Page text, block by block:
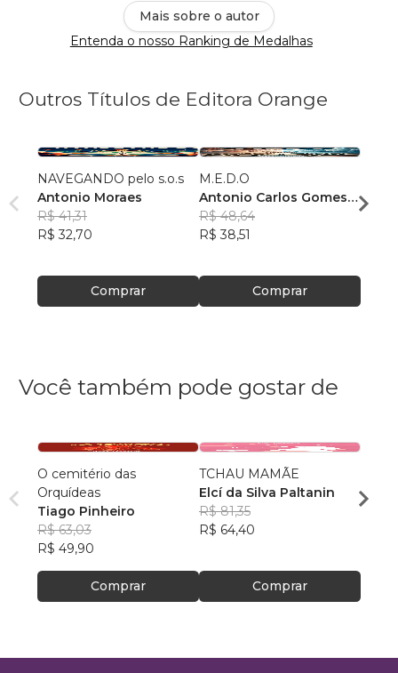
Mais sobre o autor
Entenda o nosso Ranking de Medalhas
Outros Títulos de Editora Orange
NAVEGANDO pelo s.o.s
Antonio Moraes
R$ 41,31
R$ 32,70
Comprar
M.E.D.O
Antonio Carlos Gomes
de Moraes
R$ 48,64
R$ 38,51
Comprar
R$
Você também pode gostar de
O cemitério das
Orquídeas
Tiago Pinheiro
R$ 63,03
R$ 49,90
Comprar
TCHAU MAMÃE
Elcí da Silva Paltanin
R$ 81,35
R$ 64,40
Comprar
DE